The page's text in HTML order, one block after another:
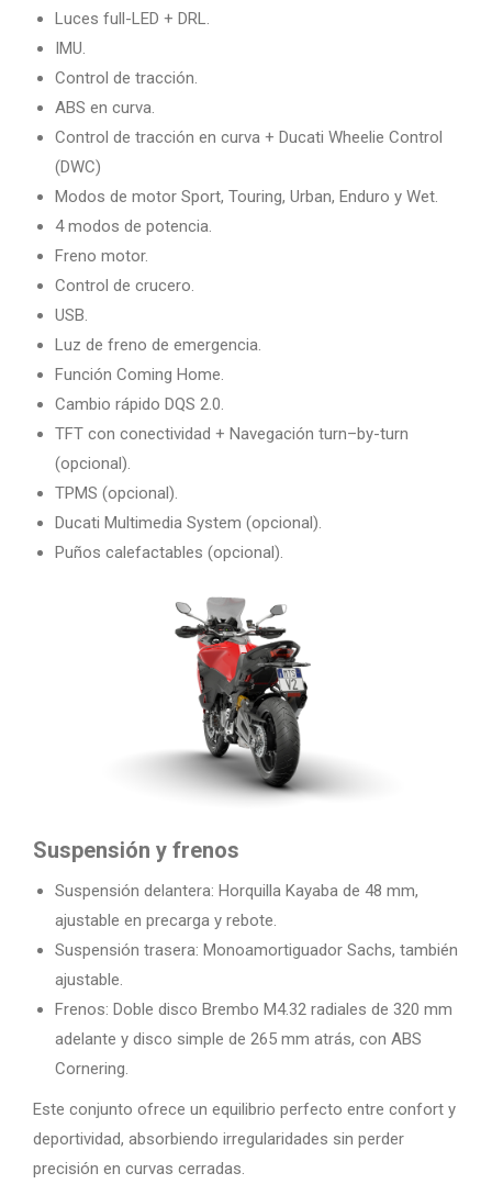
Luces full-LED + DRL.
IMU.
Control de tracción.
ABS en curva.
Control de tracción en curva + Ducati Wheelie Control
(DWC)
Modos de motor Sport, Touring, Urban, Enduro y Wet.
4 modos de potencia.
Freno motor.
Control de crucero.
USB.
Luz de freno de emergencia.
Función Coming Home.
Cambio rápido DQS 2.0.
TFT con conectividad + Navegación turn–by-turn
(opcional).
TPMS (opcional).
Ducati Multimedia System (opcional).
Puños calefactables (opcional).
Suspensión y frenos
Suspensión delantera: Horquilla Kayaba de 48 mm,
ajustable en precarga y rebote.
Suspensión trasera: Monoamortiguador Sachs, también
ajustable.
Frenos: Doble disco Brembo M4.32 radiales de 320 mm
adelante y disco simple de 265 mm atrás, con ABS
Cornering.
Este conjunto ofrece un equilibrio perfecto entre confort y
deportividad, absorbiendo irregularidades sin perder
precisión en curvas cerradas.